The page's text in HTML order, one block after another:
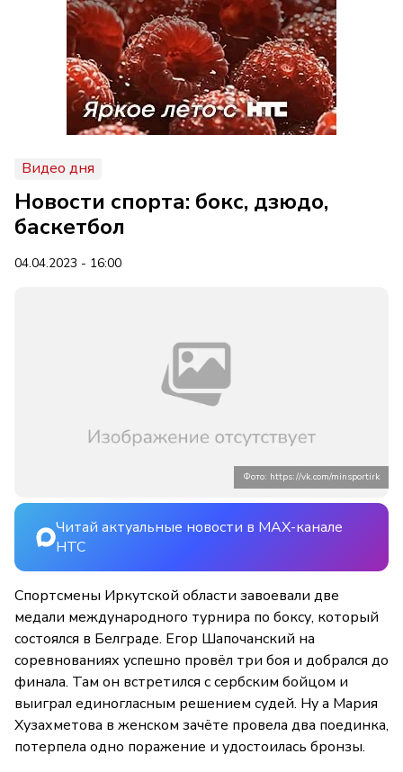
Видео дня
Новости спорта: бокс, дзюдо,
баскетбол
04.04.2023 - 16:00
Фото: https://vk.com/minsportirk
Читай актуальные новости в MAX-канале
НТС
Спортсмены Иркутской области завоевали две
медали международного турнира по боксу, который
состоялся в Белграде. Егор Шапочанский на
соревнованиях успешно провёл три боя и добрался до
финала. Там он встретился с сербским бойцом и
выиграл единогласным решением судей. Ну а Мария
Хузахметова в женском зачёте провела два поединка,
потерпела одно поражение и удостоилась бронзы.